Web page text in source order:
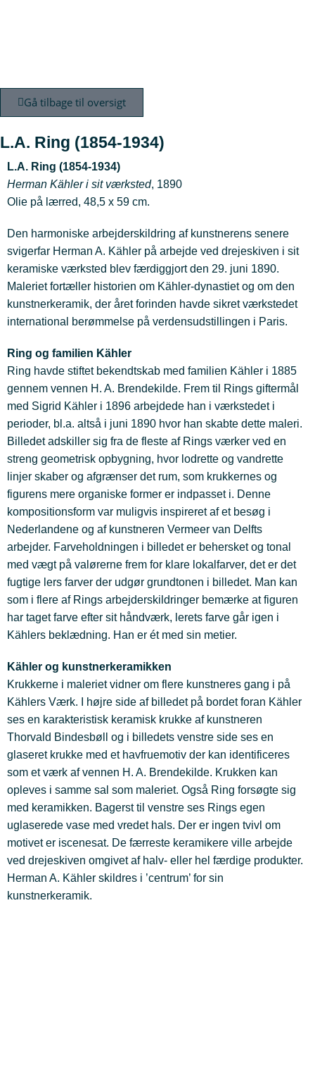
Gå tilbage til oversigt
L.A. Ring (1854-1934)
L.A. Ring (1854-1934)
Herman Kähler i sit værksted, 1890
Olie på lærred, 48,5 x 59 cm.
Den harmoniske arbejderskildring af kunstnerens senere
svigerfar Herman A. Kähler på arbejde ved drejeskiven i sit
keramiske værksted blev færdiggjort den 29. juni 1890.
Maleriet fortæller historien om Kähler-dynastiet og om den
kunstnerkeramik, der året forinden havde sikret værkstedet
international berømmelse på verdensudstillingen i Paris.
Ring og familien Kähler
Ring havde stiftet bekendtskab med familien Kähler i 1885
gennem vennen H. A. Brendekilde. Frem til Rings giftermål
med Sigrid Kähler i 1896 arbejdede han i værkstedet i
perioder, bl.a. altså i juni 1890 hvor han skabte dette maleri.
Billedet adskiller sig fra de fleste af Rings værker ved en
streng geometrisk opbygning, hvor lodrette og vandrette
linjer skaber og afgrænser det rum, som krukkernes og
figurens mere organiske former er indpasset i. Denne
kompositionsform var muligvis inspireret af et besøg i
Nederlandene og af kunstneren Vermeer van Delfts
arbejder. Farveholdningen i billedet er behersket og tonal
med vægt på valørerne frem for klare lokalfarver, det er det
fugtige lers farver der udgør grundtonen i billedet. Man kan
som i flere af Rings arbejderskildringer bemærke at figuren
har taget farve efter sit håndværk, lerets farve går igen i
Kählers beklædning. Han er ét med sin metier.
Kähler og kunstnerkeramikken
Krukkerne i maleriet vidner om flere kunstneres gang i på
Kählers Værk. I højre side af billedet på bordet foran Kähler
ses en karakteristisk keramisk krukke af kunstneren
Thorvald Bindesbøll og i billedets venstre side ses en
glaseret krukke med et havfruemotiv der kan identificeres
som et værk af vennen H. A. Brendekilde. Krukken kan
opleves i samme sal som maleriet. Også Ring forsøgte sig
med keramikken. Bagerst til venstre ses Rings egen
uglaserede vase med vredet hals. Der er ingen tvivl om
motivet er iscenesat. De færreste keramikere ville arbejde
ved drejeskiven omgivet af halv- eller hel færdige produkter.
Herman A. Kähler skildres i ’centrum’ for sin
kunstnerkeramik.